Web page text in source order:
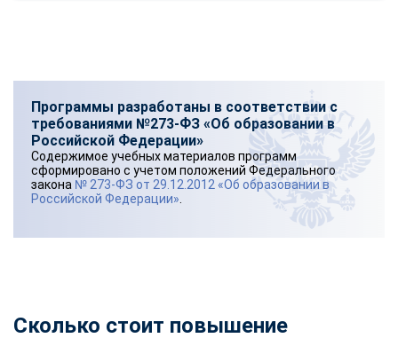
Программы разработаны в соответствии с
требованиями №273-ФЗ «Об образовании в
Российской Федерации»
Содержимое учебных материалов программ
сформировано с учетом положений Федерального
закона № 273-ФЗ от 29.12.2012 «Об образовании в
Российской Федерации»
Сколько стоит повышение